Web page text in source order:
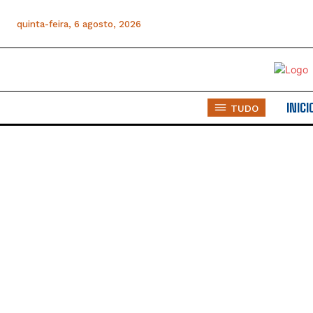
quinta-feira, 6 agosto, 2026
TUDO